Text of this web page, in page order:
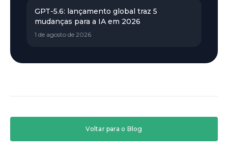
GPT-5.6: lançamento global traz 5
mudanças para a IA em 2026
1 de agosto de 2026
Voltar para o Blog